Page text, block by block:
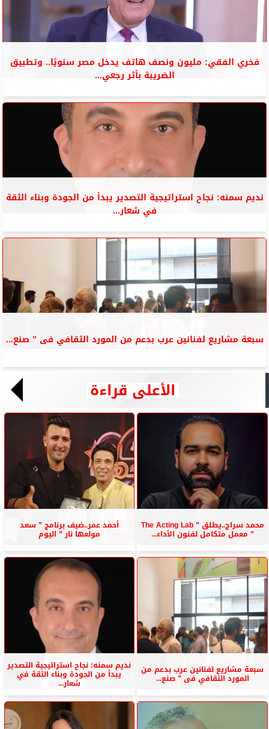
فخري الفقي: مليون ونصف هاتف يدخل مصر سنويًا.. وتطبيق
الضريبة بأثر رجعي...
نديم سمنه: نجاح استراتيجية التصدير يبدأ من الجودة وبناء الثقة
في شعار...
سبعة مشاريع لفنانين عرب بدعم من المورد الثقافي فى ” صنع...
الأعلى قراءة
محمد سراج..يطلق ” The Acting Lab
” معمل متكامل لفنون الأداء...
أحمد عمر..ضيف برنامج ” سعد
مولعها نار ” اليوم
سبعة مشاريع لفنانين عرب بدعم من
المورد الثقافي فى ” صنع...
نديم سمنه: نجاح استراتيجية التصدير
يبدأ من الجودة وبناء الثقة في
شعار...